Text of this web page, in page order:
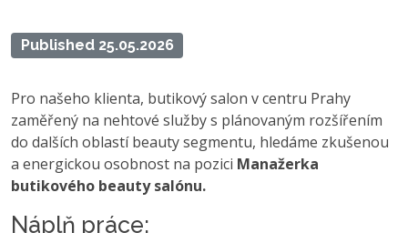
Published 25.05.2026
Pro našeho klienta, butikový salon v centru Prahy
zaměřený na nehtové služby s plánovaným rozšířením
do dalších oblastí beauty segmentu, hledáme zkušenou
a energickou osobnost na pozici Manažerka
butikového beauty salónu.
Náplň práce: